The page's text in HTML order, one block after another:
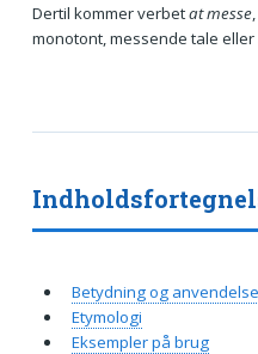
Dertil kommer verbetat messe
monotont, messende tale eller
Betydning og anvendelse
Etymologi
Eksempler på brug